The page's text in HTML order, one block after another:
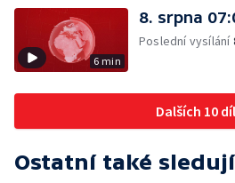
6 min
8. srpna
Poslední vysílání
Dalších 10
Ostatní také sledují